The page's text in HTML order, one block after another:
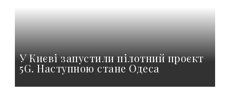
У Києві запустили пілотний проєкт
5G. Наступною стане Одеса